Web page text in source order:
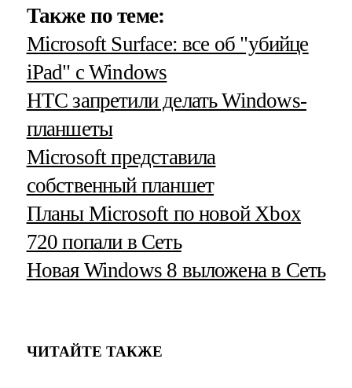
Также по теме:
Microsoft Surface: все об "убийце
iPad" с Windows
HTC запретили делать Windows-
планшеты
Microsoft представила
собственный планшет
Планы Microsoft по новой Xbox
720 попали в Сеть
Новая Windows 8 выложена в Сеть
ЧИТАЙТЕ ТАКЖЕ